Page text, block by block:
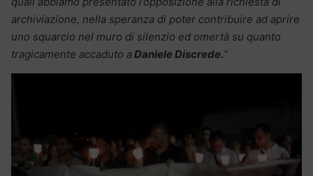
archiviazione, nella speranza di poter contribuire ad aprire
uno squarcio nel muro di silenzio ed omertà su quanto
tragicamente accaduto aDaniele Discrede.”